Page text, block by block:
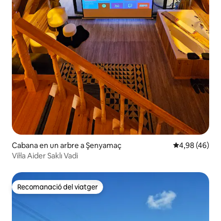
Cabana en un arbre a Şenyamaç 4,98 de
4,98 (46)
Vil·la Aider Saklı Vadi
Recomanació del viatger
Recomanació del viatger